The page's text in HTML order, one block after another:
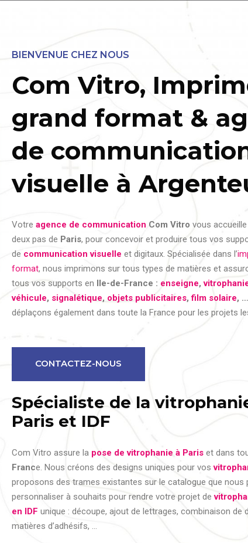
BIENVENUE CHEZ NOUS
Com Vitro,
grand format &
de
visuelle à
Votre agence de communication Com Vitro vous
deux pas de Paris, pour concevoir et produire tous vos
de communication visuelle et digitaux. Spécialisée dans l’
format, nous imprimons sur tous types de matières et
tous vos supports en Ile-de-France : enseigne,
véhicule, signalétique, objets publicitaires,film solaire, …
déplaçons également dans toute la France pour les projets
CONTACTEZ-NOUS
Spécialiste de la
Paris et IDF
Com Vitro assure la pose de vitrophanie à Paris et dans
France. Nous créons des designs uniques pour vos
proposons des trames existantes sur le catalogue que nous
personnaliser à souhaits pour rendre votre projet de
en IDF unique : découpe, ajout de lettrages, combinaison de
matières d’adhésifs, …